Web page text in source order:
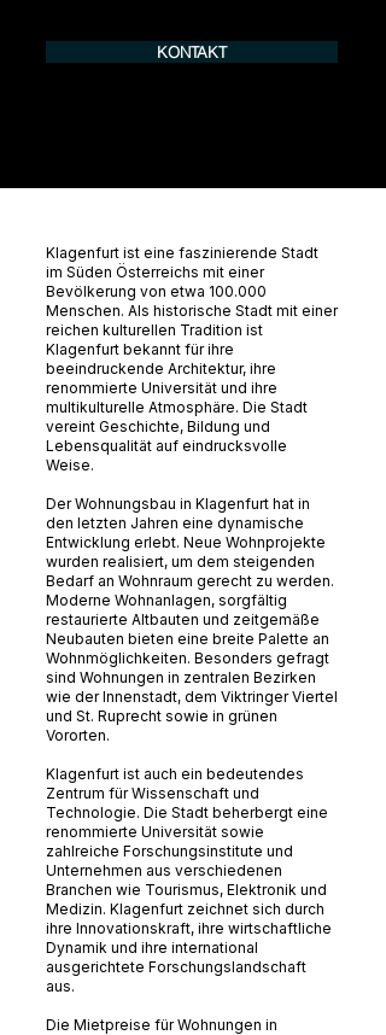
KONTAKT
Klagenfurt ist eine faszinierende Stadt
im Süden Österreichs mit einer
Bevölkerung von etwa 100.000
Menschen. Als historische Stadt mit einer
reichen kulturellen Tradition ist
Klagenfurt bekannt für ihre
beeindruckende Architektur, ihre
renommierte Universität und ihre
multikulturelle Atmosphäre. Die Stadt
vereint Geschichte, Bildung und
Lebensqualität auf eindrucksvolle
Weise.
Der Wohnungsbau in Klagenfurt hat in
den letzten Jahren eine dynamische
Entwicklung erlebt. Neue Wohnprojekte
wurden realisiert, um dem steigenden
Bedarf an Wohnraum gerecht zu werden.
Moderne Wohnanlagen, sorgfältig
restaurierte Altbauten und zeitgemäße
Neubauten bieten eine breite Palette an
Wohnmöglichkeiten. Besonders gefragt
sind Wohnungen in zentralen Bezirken
wie der Innenstadt, dem Viktringer Viertel
und St. Ruprecht sowie in grünen
Vororten.
Klagenfurt ist auch ein bedeutendes
Zentrum für Wissenschaft und
Technologie. Die Stadt beherbergt eine
renommierte Universität sowie
zahlreiche Forschungsinstitute und
Unternehmen aus verschiedenen
Branchen wie Tourismus, Elektronik und
Medizin. Klagenfurt zeichnet sich durch
ihre Innovationskraft, ihre wirtschaftliche
Dynamik und ihre international
ausgerichtete Forschungslandschaft
aus.
Die Mietpreise für Wohnungen in